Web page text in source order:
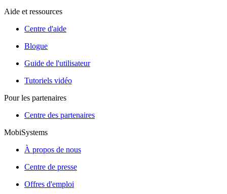
Aide et ressources
Centre d'aide
Blogue
Guide de l'utilisateur
Tutoriels vidéo
Pour les partenaires
Centre des partenaires
MobiSystems
À propos de nous
Centre de presse
Offres d'emploi